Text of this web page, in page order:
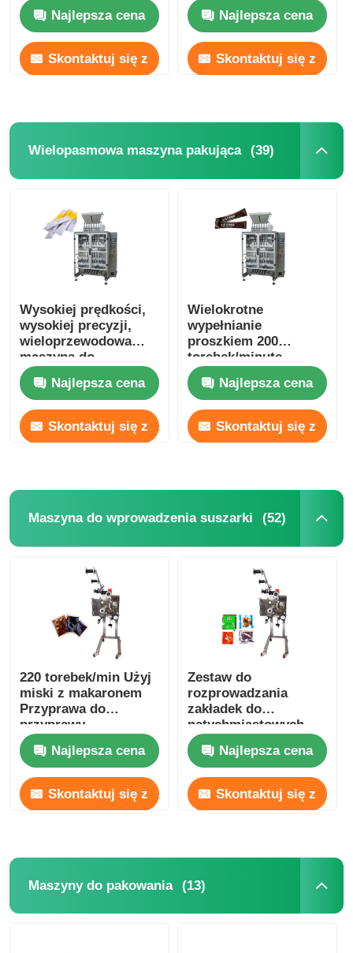
żywności 13-40
worków/min
Najlepsza cena
Skontaktuj się z
Najlepsza cena
Skontaktuj się z
Wielopasmowa maszyna pakująca (39)
Wysokiej prędkości,
wysokiej precyzji,
wieloprzewodowa
maszyna do
pakowania
materiałów
proszkowych
Najlepsza cena
Skontaktuj się z
Wielokrotne
wypełnianie
proszkiem 200
torebek/minutę
automatyczne 3-
fazoweNajlepsza cena
Skontaktuj się z
Maszyna do wprowadzenia suszarki (52)
220 torebek/min Użyj
miski z makaronem
Przyprawa do
przyprawy
Najlepsza cena
Skontaktuj się z
Zestaw do
rozprowadzania
zakładek do
natychmiastowych
makaronów 200-220V
jednofazowy 100
opakowań/minutę
Najlepsza cena
Skontaktuj się z
Maszyny do pakowania (13)